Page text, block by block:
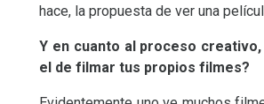
hace, la propuesta de ver una
Y en cuanto al proceso
el de filmar tus propios filmes?